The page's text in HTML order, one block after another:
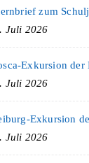
zum
Juli 2026
Exkursion der
Juli 2026
Exkursion
Juli 2026